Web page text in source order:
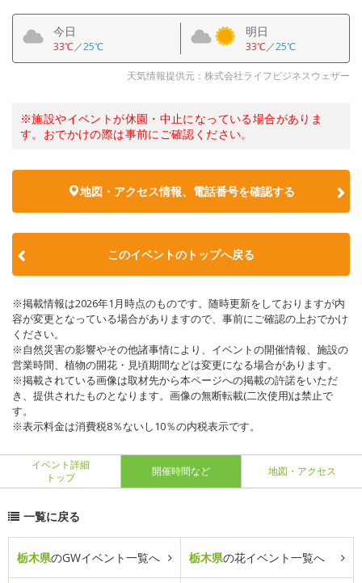
今日
33℃／25℃
明日
33℃／25℃
天気情報提供元：株式会社ライフビジネスウェザー
※施設やイベントが休園・中止になっている場合がありま
す。おでかけの際は事前にご確認ください。
地図・アクセス情報、電話番号を確認する
このイベントのトップへ戻る
※掲載情報は2026年1月時点のものです。随時更新をしておりますが内
容が変更となっている場合がありますので、事前にご確認の上おでかけ
ください。
※自然災害の影響やその他諸事情により、イベントの開催情報、施設の
営業時間、植物の開花・見頃期間などは変更になる場合があります。
※掲載されている画像は取材先から本ページへの掲載の許諾をいただ
き、提供されたものとなります。画像の無断転載(二次使用)は禁止で
す。
※表示料金は消費税8％ないし10％の内税表示です。
イベント詳細
トップ
開催時間など 地図・アクセス
一覧に戻る
栃木県のGWイベント一覧へ 栃木県の花イベント一覧へ